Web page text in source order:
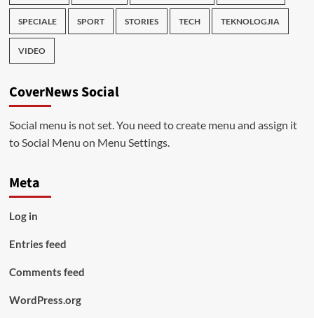
SPECIALE SPORT STORIES TECH TEKNOLOGJIA
VIDEO
CoverNews Social
Social menu is not set. You need to create menu and assign it
to Social Menu on Menu Settings.
Meta
Log in
Entries feed
Comments feed
WordPress.org